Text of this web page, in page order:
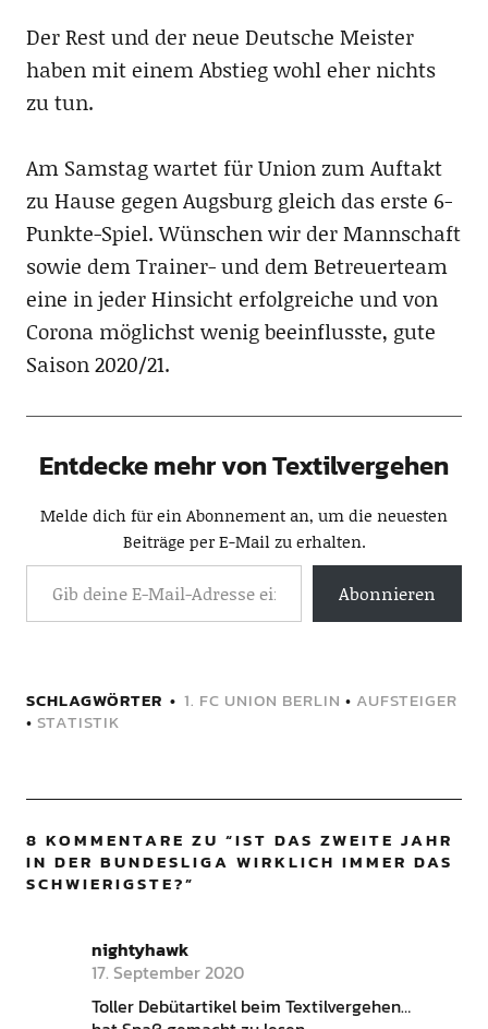
Der Rest und der neue Deutsche Meister
haben mit einem Abstieg wohl eher nichts
zu tun.
Am Samstag wartet für Union zum Auftakt
zu Hause gegen Augsburg gleich das erste 6-
Punkte-Spiel. Wünschen wir der Mannschaft
sowie dem Trainer- und dem Betreuerteam
eine in jeder Hinsicht erfolgreiche und von
Corona möglichst wenig beeinflusste, gute
Saison 2020/21.
Entdecke mehr von Textilvergehen
Melde dich für ein Abonnement an, um die neuesten
Beiträge per E-Mail zu erhalten.
Abonnieren
SCHLAGWÖRTER 1. FC UNION BERLIN • AUFSTEIGER
• STATISTIK
8 KOMMENTARE ZU “IST DAS ZWEITE JAHR
IN DER BUNDESLIGA WIRKLICH IMMER DAS
SCHWIERIGSTE?”
nightyhawk
17. September 2020
Toller Debütartikel beim Textilvergehen…